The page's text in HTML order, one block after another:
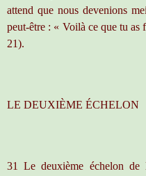
attend que nous devenions
peut-être : « Voilà ce que tu
21).
LE DEUXIÈME ÉCHELON
31 Le deuxième échelon